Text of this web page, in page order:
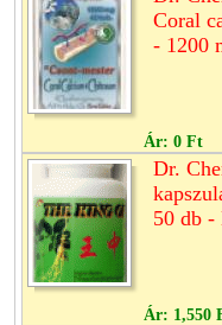
Coral
- 1200
Ár: 0 Ft
Dr.
50 db -
Ár: 1,550